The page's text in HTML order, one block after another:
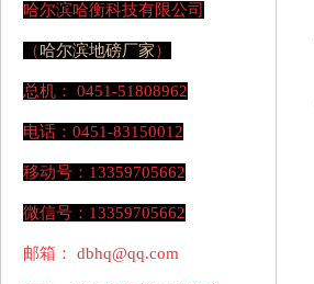
哈尔滨哈衡科技有限公司
（哈尔滨地磅厂家）
总机： 0451-51808962
电话：0451-83150012
移动号：13359705662
微信号：13359705662
邮箱： dbhq@qq.com